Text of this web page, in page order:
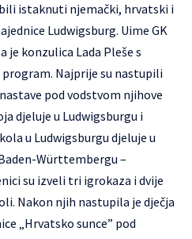
istaknuti njemački, hrvatski i
Ludwigsburg. Uime GK
konzulica Lada Pleše s
Najprije su nastupili
pod vodstvom njihove
djeluje u Ludwigsburgu i
u Ludwigsburgu djeluje u
Württembergu –
su izveli tri igrokaza i dvije
Nakon njih nastupila je dječja
„Hrvatsko sunce” pod